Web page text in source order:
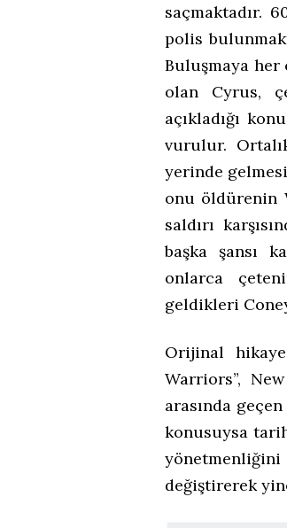
saçmaktadır.
polis
Buluşmaya
olan Cyrus,
açıkladığı
vurulur.
yerinde
onu öldürenin
saldırı
başka şansı
onlarca
geldikleri
Orijinal
Warriors”,
arasında
konusuysa
değiştirerek